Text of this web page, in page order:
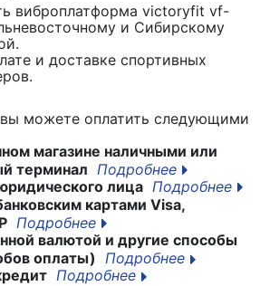
виброплатформа victoryfit vf-
и Сибирскому
и доставке спортивных
можете оплатить следующими
магазине наличными или
терминал Подробнее
лица Подробнее
картами Visa,
Подробнее
валютой и другие способы
оплаты)
Подробнее
Подробнее